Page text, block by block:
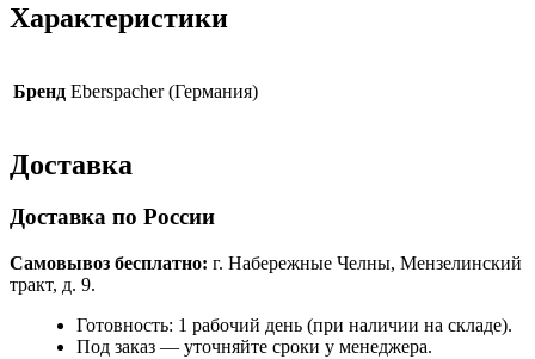
Характеристики
Бренд Eberspacher (Германия)
Доставка
Доставка по России
Самовывоз бесплатно: г. Набережные Челны, Мензелинский
тракт, д. 9.
Готовность: 1 рабочий день (при наличии на складе).
Под заказ — уточняйте сроки у менеджера.